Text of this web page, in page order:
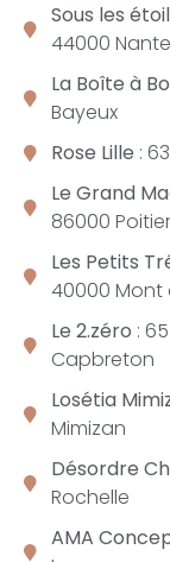
Sous les
44000
La Boîte à
Bayeux
Rose Lille :
Le Grand
86000
Les Petits
40000 Mont
Le 2.zéro :
Capbreton
Losétia
Mimizan
Désordre
Rochelle
AMA